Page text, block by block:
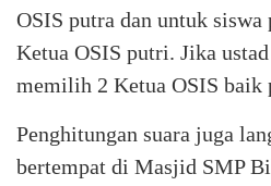
OSIS putra dan untuk
Ketua OSIS putri. Jika ustad
memilih 2 Ketua OSIS baik
Penghitungan suara juga
bertempat di Masjid SMP